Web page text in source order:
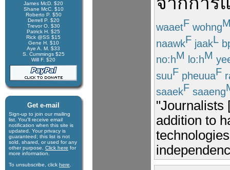
James McD. $20
Shane McC. $10
Roberto P. $50
Derrell P. $20
Trevor O. $30
Patrick H. $25
Rick @SS $15
Gene H. $10
Aye A. M. $33
S. Cummings $25
Will F. $20
Get e-mail
Sign-up to join our mail­ing
list. You'll receive e­mail
notification when this site is
updated. Your privacy is
guaran­teed; this list is not
sold, shared, or used for any
other purpose. Click here for
more infor­mation.
To unsubscribe, click here
waaetF wohng
naawkF jaakL
no:hM lo:hM
suuF pheuuaF
saaekF saaeng
"Journalists
addition to